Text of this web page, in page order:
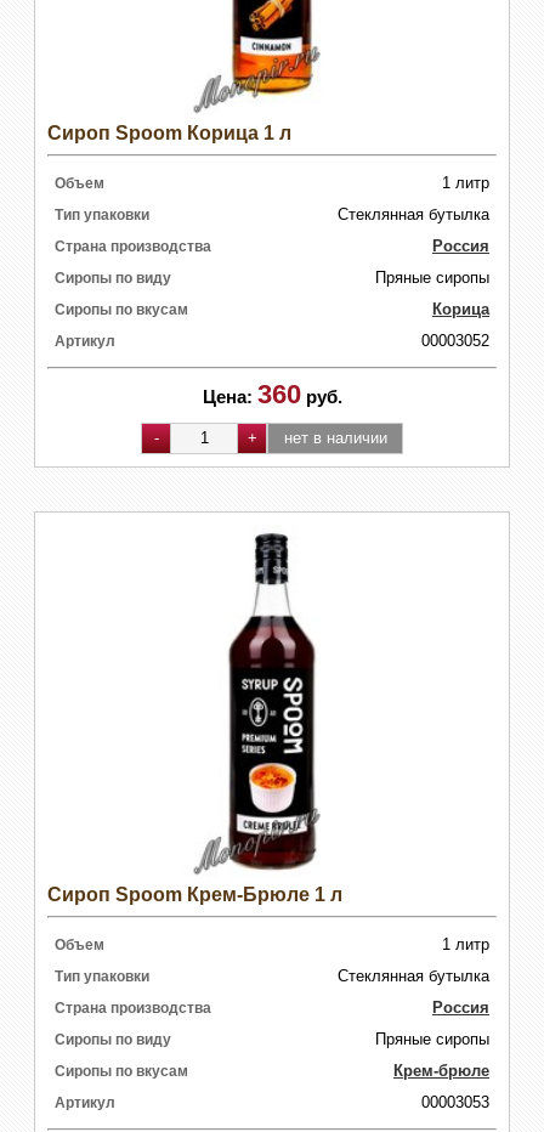
Сироп Spoom Корица 1 л
Объем 1 литр
Тип упаковки Стеклянная бутылка
Страна производства Россия
Сиропы по виду Пряные сиропы
Сиропы по вкусам Корица
Артикул 00003052
Цена: 360 руб.
Сироп Spoom Крем-Брюле 1 л
Объем 1 литр
Тип упаковки Стеклянная бутылка
Страна производства Россия
Сиропы по виду Пряные сиропы
Сиропы по вкусам Крем-брюле
Артикул 00003053